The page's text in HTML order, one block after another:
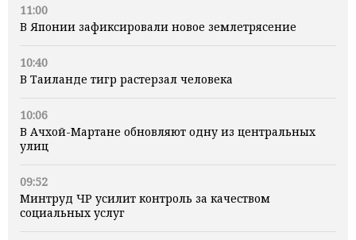
11:00
В Японии зафиксировали новое землетрясение
10:40
В Таиланде тигр растерзал человека
10:06
В Ачхой-Мартане обновляют одну из центральных
улиц
09:52
Минтруд ЧР усилит контроль за качеством
социальных услуг